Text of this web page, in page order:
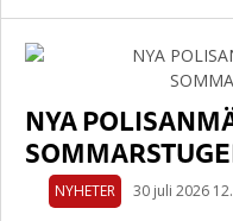
NYA
NYHETER 30 juli 2026